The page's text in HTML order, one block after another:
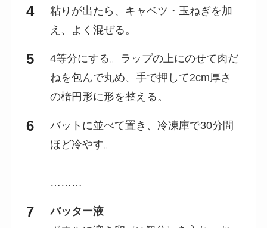
粘りが出たら、キャベツ・玉ねぎを加
え、よく混ぜる。
4等分にする。ラップの上にのせて肉だ
ねを包んで丸め、手で押して2cm厚さ
の楕円形に形を整える。
バットに並べて置き、冷凍庫で30分間
ほど冷やす。
………
バッター液